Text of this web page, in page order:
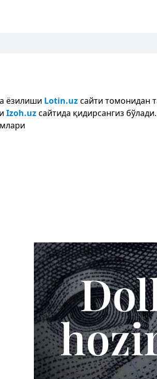
ёзилиши Lotin.uzсайти томонидан
Izoh.uzсайтида қидирсангиз бўлади.